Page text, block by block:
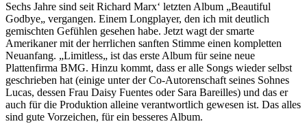
Sechs Jahre sind seit Richard Marx‘ letzten Album „Beautiful
Godbye„ vergangen. Einem Longplayer, den ich mit deutlich
gemischten Gefühlen gesehen habe. Jetzt wagt der smarte
Amerikaner mit der herrlichen sanften Stimme einen kompletten
Neuanfang. „Limitless„ ist das erste Album für seine neue
Plattenfirma BMG. Hinzu kommt, dass er alle Songs wieder selbst
geschrieben hat (einige unter der Co-Autorenschaft seines Sohnes
Lucas, dessen Frau Daisy Fuentes oder Sara Bareilles) und das er
auch für die Produktion alleine verantwortlich gewesen ist. Das alles
sind gute Vorzeichen, für ein besseres Album.